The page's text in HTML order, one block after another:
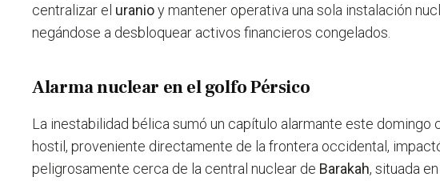
centralizar el uranioy mantener operativa una sola instalación
negándose a desbloquear activos financieros congelados.
Alarma nuclear en el golfo Pérsico
La inestabilidad bélica sumó un capítulo alarmante este domingo
hostil, proveniente directamente de la frontera occidental,
peligrosamente cerca de la central nuclear de Barakah, situada